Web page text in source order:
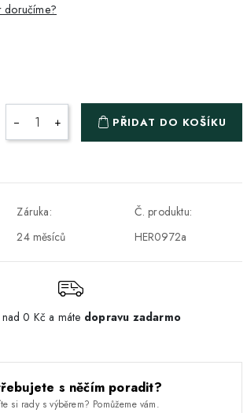
doručíme?
1-2 pracovné dni ZDARMA
− + PŘIDAT DO KOŠÍKU
Záruka:
24 měsíců
Č. produktu:
HER0972a
0 Kč a máte dopravu zadarmo
s něčím poradit?
si rady s výběrem? Pomůžeme vám.